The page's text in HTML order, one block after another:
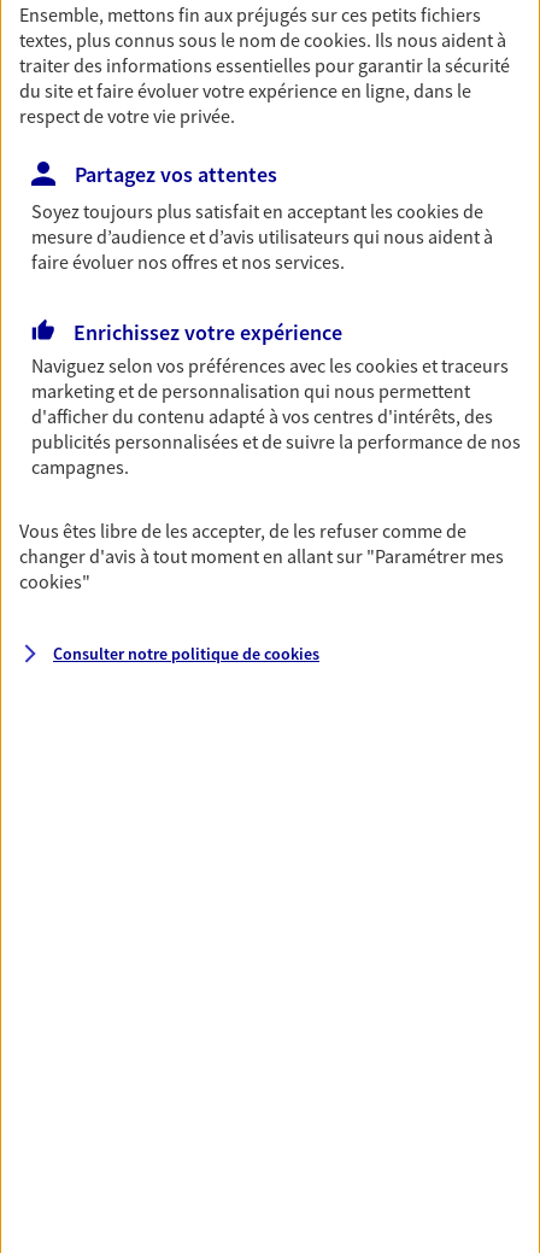
Épargne
Réalisez vos projets grâce à votre épargne : achat
immobilier, études des enfants ou voyage autour
du monde… Épargnez à votre rythme et
simplement, selon votre profil.
Découvrir les offres Épargne
Préparez sereinement ce nouveau chapitre de
votre vie avec les conseils d'un expert. Découvrez
notre solution PER (Plan Epargne Retraite)
spécialement conçue pour la retraite.
Découvrir l'offre Retraite
Prévoyance
Pour un avenir serein, assurez-vous avec notre
contrat prévoyance. Préservez vos proches en cas
invalidité ou de décès.
Ensemble, mettons fin aux préjugés sur ces petits fichiers
textes, plus connus sous le nom decookies. Ils nous aident à
traiter des informations essentielles pour garantir la sécurité
du site et faire évoluer votre expérience en ligne, dans le
respect de votre vie privée.
Partagez vos attentes
Soyez toujours plus satisfait en acceptant lescookiesde
mesure d’audience et d’avis utilisateurs qui nous aident à
faire évoluer nos offres et nos services.
Enrichissez votre expérience
Naviguez selon vos préférences avec lescookies et traceurs
marketing et de personnalisation qui nous permettent
d'afficher du contenu adapté à vos centres d'intérêts, des
publicités personnalisées et de suivre la performance de nos
campagnes.
Vous êtes libre de les accepter, de les refuser comme de
changer d'avis à tout moment en allant sur "Paramétrer mes
cookies"
Consulter notre politique decookies